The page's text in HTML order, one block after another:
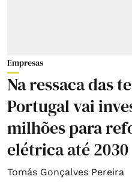
Empresas
Na ressaca das
Portugal vai
milhões para
elétrica até 2030
Tomás Gonçalves Pereira